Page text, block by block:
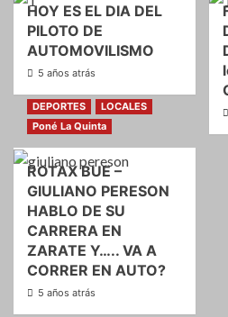
HOY ES EL DIA DEL
PILOTO DE
AUTOMOVILISMO
5 años atrás
DEPORTES
LOCALES
Poné La Quinta
ROTAX BUE –
GIULIANO PERESON
HABLO DE SU
CARRERA EN
ZARATE Y….. VA A
CORRER EN AUTO?
5 años atrás